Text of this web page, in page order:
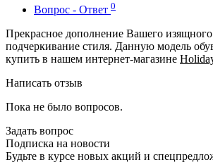
Вопрос - Ответ 0
Прекрасное дополнение Вашего изящного
подчеркивание стиля. Данную модель
купить в нашем интернет-магазине
Написать отзыв
Пока не было вопросов.
Задать вопрос
Подписка на новости
Будьте в курсе новых акций и